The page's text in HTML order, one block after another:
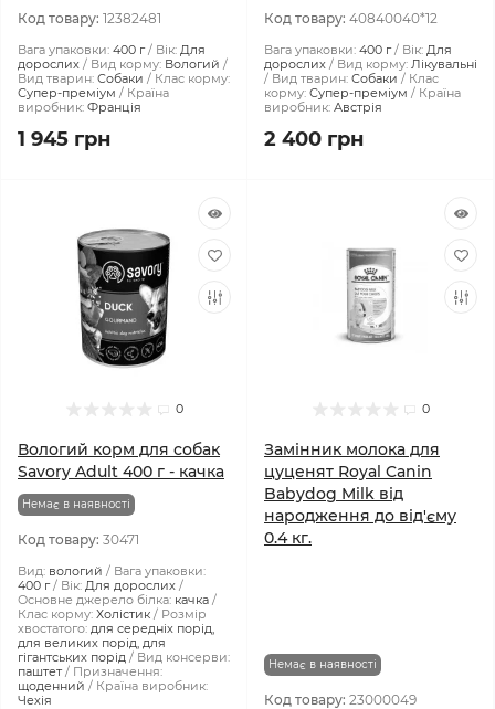
Код товару: 12382481
Вага упаковки: 400 г Вік: Для
дорослих
Вид корму: Вологий
Вид тварин: Собаки
Клас корму:
Супер-преміум
Країна
виробник: Франція
1 945 грн
Код товару: 40840040*12
Вага упаковки: 400 г Вік: Для
дорослих
Вид корму: Лікувальні
Вид тварин: Собаки
Клас
корму: Супер-преміум
Країна
виробник: Австрія
2 400 грн
0
Вологий корм для собак
Savory Adult 400 г - качка
Немає в наявності
Код товару: 30471
Вид: вологий
Вага упаковки:
400 г
Вік: Для дорослих
Основне джерело білка: качка
Клас корму: Холістик
Розмір
хвостатого: для середніх порід,
для великих порід, для
гігантських порід
Вид консерви:
паштет
Призначення:
щоденний
Країна виробник:
Чехія
0
Замінник молока для
цуценят Royal Canin
Babydog Milk від
народження до від'єму
0.4 кг.
Немає в наявності
Код товару: 23000049